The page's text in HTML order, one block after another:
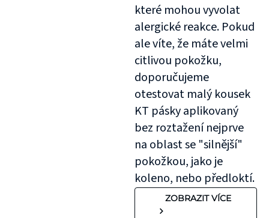
které mohou vyvolat
alergické reakce. Pokud
ale víte, že máte velmi
citlivou pokožku,
doporučujeme
otestovat malý kousek
KT pásky aplikovaný
bez roztažení nejprve
na oblast se "silnější"
pokožkou, jako je
koleno, nebo předloktí.
ZOBRAZIT VÍCE